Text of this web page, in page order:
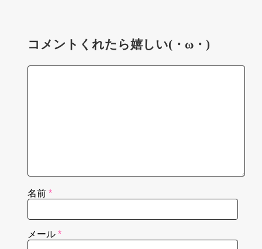
コメントくれたら嬉しい(・ω・)
名前 *
メール *